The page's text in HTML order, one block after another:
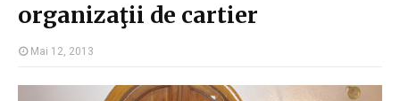
organizaţii de cartier
Mai 12, 2013